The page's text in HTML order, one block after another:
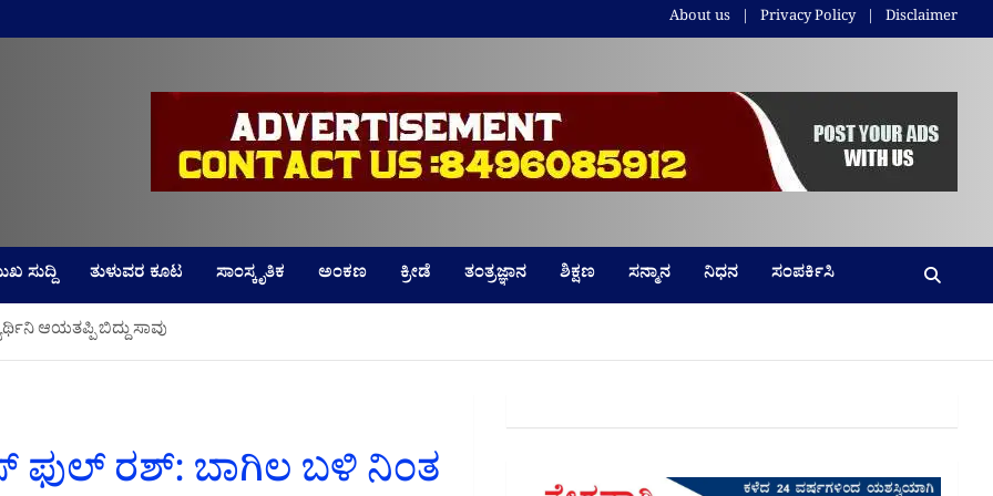
About us Privacy Policy Disclaimer
ಸುದ್ದಿ ತುಳುವರ ಕೂಟ ಸಾಂಸ್ಕೃತಿಕ ಅಂಕಣ ಕ್ರೀಡೆ ತಂತ್ರಜ್ಞಾನ ಶಿಕ್ಷಣ ಸನ್ಮಾನ ನಿಧನ ಸಂಪರ್ಕಿಸಿ
ಆಯತಪ್ಪಿ ಬಿದ್ದು ಸಾವು
ಫುಲ್‌ ರಶ್: ಬಾಗಿಲ ಬಳಿ ನಿಂತ